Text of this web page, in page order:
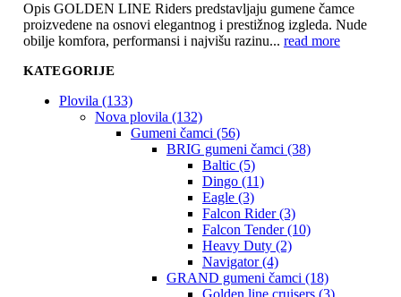
Opis GOLDEN LINE Riders predstavljaju gumene čamce
proizvedene na osnovi elegantnog i prestižnog izgleda. Nude
obilje komfora, performansi i najvišu razinu... read more
KATEGORIJE
Plovila (133)
Nova plovila (132)
Gumeni čamci (56)
BRIG gumeni čamci (38)
Baltic (5)
Dingo (11)
Eagle (3)
Falcon Rider (3)
Falcon Tender (10)
Heavy Duty (2)
Navigator (4)
GRAND gumeni čamci (18)